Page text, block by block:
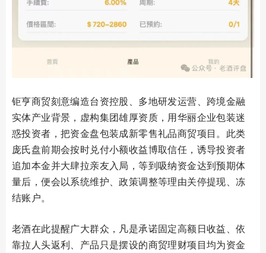
钜亨商贸刻意编造台资控股、多地研发运营、跨境金融
实体产业背景，虚构集团雄厚资质，用华丽企业包装迷
惑投资者，把资金盘包装成新零售礼品商贸项目。此类
庞氏盘前期会按时兑付小额收益博取信任，诱导投资者
追加本金并大肆拉亲友入局，等到吸纳资金达到预期体
量后，便会以系统维护、政策调整等理由关停提现、冻
结账户。
老酒在此提醒广大群众，凡是承诺固定高额日收益、依
靠拉人头返利、产品只是摆设的商贸理财项目均为资金